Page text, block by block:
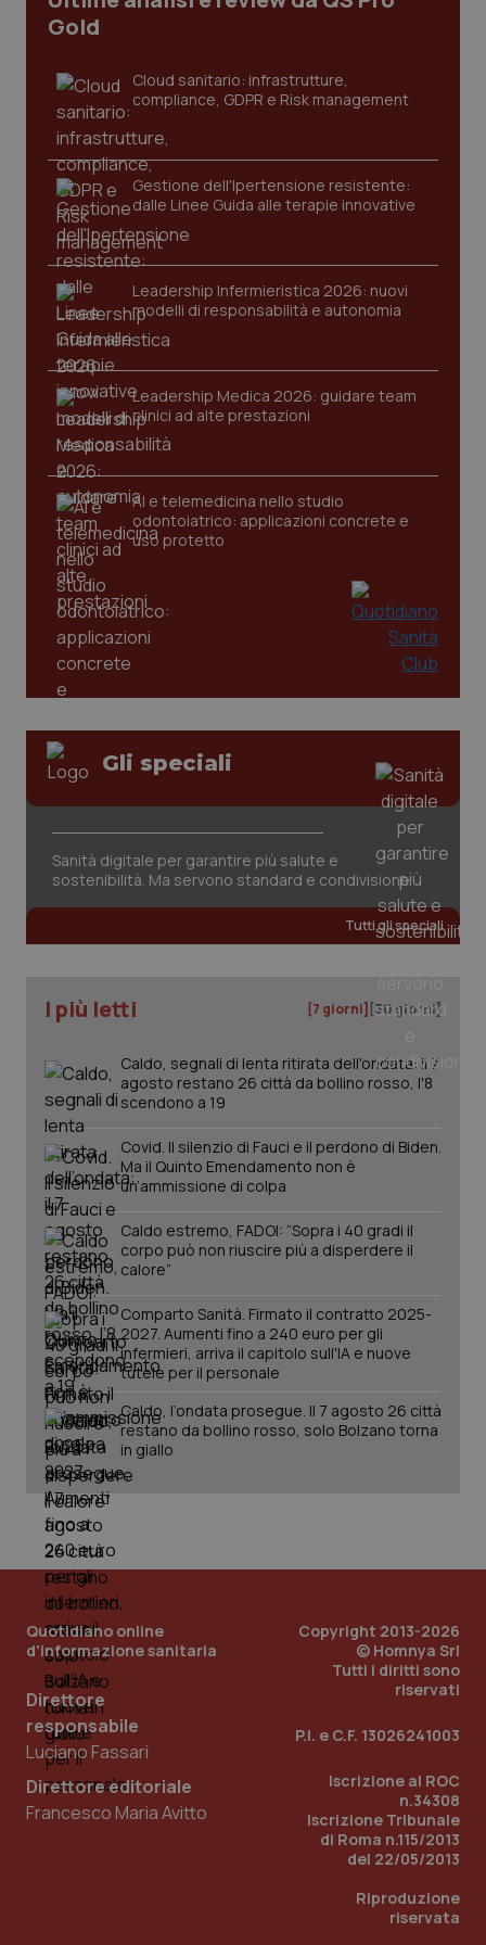
Gold
Cloud sanitario: infrastrutture,
compliance, GDPR e Risk management
Gestione dell'Ipertensione resistente:
dalle Linee Guida alle terapie innovative
Leadership Infermieristica 2026: nuovi
modelli di responsabilità e autonomia
Leadership Medica 2026: guidare team
clinici ad alte prestazioni
AI e telemedicina nello studio
odontoiatrico: applicazioni concrete e
uso protetto
Gli speciali
Sanità digitale per garantire più salute e
sostenibilità. Ma servono standard e condivisione
Tutti gli speciali
I più letti [7 giorni] [30 giorni]
Caldo, segnali di lenta ritirata dell'ondata: il 7
agosto restano 26 città da bollino rosso, l'8
scendono a 19
Covid. Il silenzio di Fauci e il perdono di Biden.
Ma il Quinto Emendamento non è
un’ammissione di colpa
Caldo estremo, FADOI: “Sopra i 40 gradi il
corpo può non riuscire più a disperdere il
calore”
Comparto Sanità. Firmato il contratto 2025-
2027. Aumenti fino a 240 euro per gli
infermieri, arriva il capitolo sull'IA e nuove
tutele per il personale
Caldo, l’ondata prosegue. Il 7 agosto 26 città
restano da bollino rosso, solo Bolzano torna
in giallo
Quotidiano online
d'informazione sanitaria
Direttore
responsabile
Luciano Fassari
Direttore editoriale
Francesco Maria Avitto
Copyright 2013-2026
© Homnya Srl
Tutti i diritti sono
riservati
P.I. e C.F. 13026241003
Iscrizione al ROC
n.34308
Iscrizione Tribunale
di Roma n.115/2013
del 22/05/2013
Riproduzione
riservata
I cookie necessari contribuiscono a rendere fruibile il
sito web abilitandone funzionalità di base quali la
funzionare correttamente senza questi cookie.
Nome
Dominio
VISITOR_PRIVACY_METADATA
.youtube.com
CookieScriptConsent
CookieScript
www.quotidianosanita.it
tracking-sites-ironfish-
www.quotidianosanita.it
2
session-id
www.quotidianosanita.it
2
_ga
Google LLC